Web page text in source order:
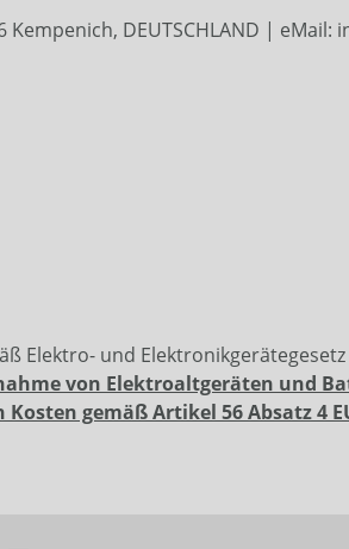
DEUTSCHLAND | eMail:
Elektro- und
von Elektroaltgeräten und
gemäß Artikel 56 Absatz 4